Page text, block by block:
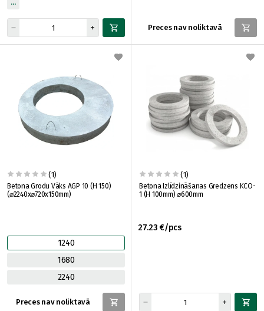
Preces nav noliktavā
(1)
Betona Grodu Vāks AGP 10 (H 150)
(⌀2240x⌀720x150mm)
1240
1680
2240
Preces nav noliktavā
(1)
Betona Izlīdzināšanas Gredzens KCO-
1 (H 100mm) ⌀600mm
27.23 €/pcs